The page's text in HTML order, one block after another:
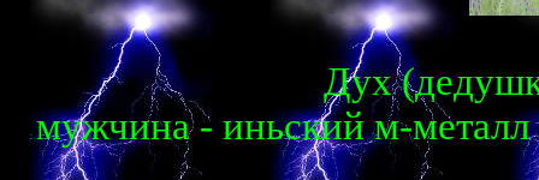
Дух
мужчина - иньский м-